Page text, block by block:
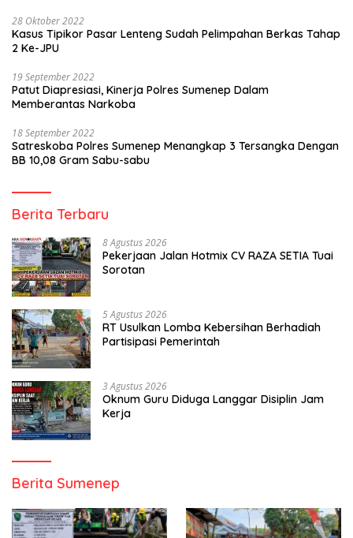
28 Oktober 2022
Kasus Tipikor Pasar Lenteng Sudah Pelimpahan Berkas Tahap
2 Ke-JPU
19 September 2022
Patut Diapresiasi, Kinerja Polres Sumenep Dalam
Memberantas Narkoba
18 September 2022
Satreskoba Polres Sumenep Menangkap 3 Tersangka Dengan
BB 10,08 Gram Sabu-sabu
Berita Terbaru
8 Agustus 2026
Pekerjaan Jalan Hotmix CV RAZA SETIA Tuai
Sorotan
5 Agustus 2026
RT Usulkan Lomba Kebersihan Berhadiah
Partisipasi Pemerintah
3 Agustus 2026
Oknum Guru Diduga Langgar Disiplin Jam
Kerja
Berita Sumenep